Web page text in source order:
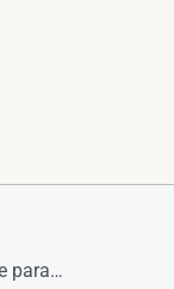
para…